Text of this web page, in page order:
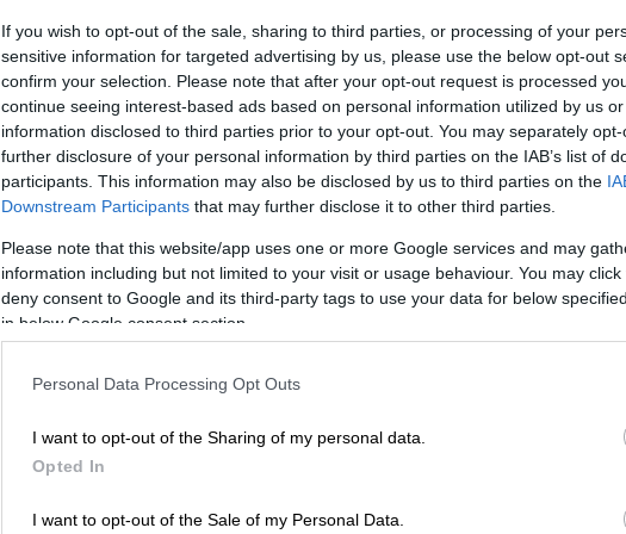
If you wish to opt-out of the sale, sharing to third parties, or processing of your
sensitive information for targeted advertising by us, please use the below opt-out
confirm your selection. Please note that after your opt-out request is processed
continue seeing interest-based ads based on personal information utilized by us
information disclosed to third parties prior to your opt-out. You may separately
further disclosure of your personal information by third parties on the IAB’s list of
participants. This information may also be disclosed by us to third parties on the
Downstream Participants that may further disclose it to other third parties.
Please note that this website/app uses one or more Google services and may
information including but not limited to your visit or usage behaviour. You may
deny consent to Google and its third-party tags to use your data for below
in below Google consent section.
Personal Data Processing Opt Outs
I want to opt-out of the Sharing of my personal data.
Opted In
I want to opt-out of the Sale of my Personal Data.
Τηλεόραση|01.07.2026 15:14
Ο Καναδάς θα κάνει το ντεμπούτο
του στη Eurovision 2027 - Η
ανακοίνωση της EBU
Ο κρατικός ραδιοτηλεοπτικός
φορέας έγινε επίσημα μέλος της EBU
την προηγούμενη εβδομάδα
Τηλεόραση|13.06.2026 16:53
και στη Eurovision 2027 - Τα